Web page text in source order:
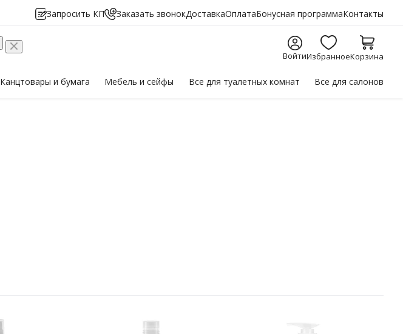
Запросить КП Заказать звонокДоставкаОплатаБонусная программаКонтакты
ВойтиИзбранноеКорзина
Канцтовары и бумага Мебельи сейфы Все для туалетных комнат Все для салонов